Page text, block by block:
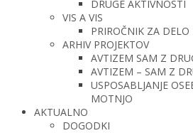
DRUGE AKTIVNOSTI
VIS A VIS
PRIROČNIK ZA
ARHIV PROJEKTOV
AVTIZEM SAM Z
AVTIZEM – SAM Z
USPOSABLJANJE
MOTNJO
AKTUALNO
DOGODKI